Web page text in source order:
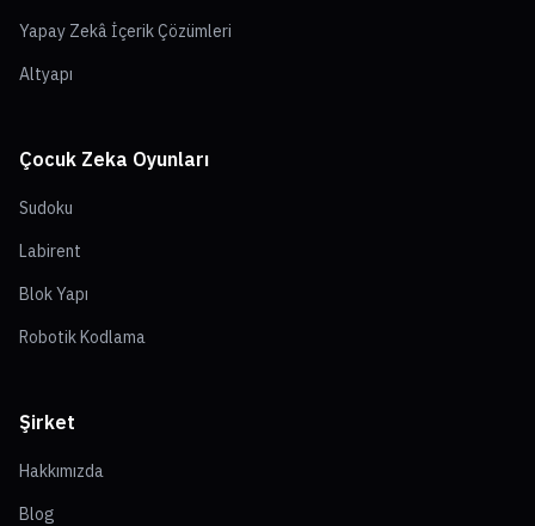
Yapay Zekâ İçerik Çözümleri
Altyapı
Çocuk Zeka Oyunları
Sudoku
Labirent
Blok Yapı
Robotik Kodlama
Şirket
Hakkımızda
Blog